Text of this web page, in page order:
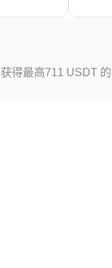
得最高711 USDT